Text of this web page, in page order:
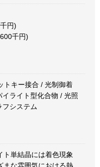
円)
千円)
トキー接合 / 光制御着
ライト型化合物 / 光照
フシステム
ト単結晶には着色現象